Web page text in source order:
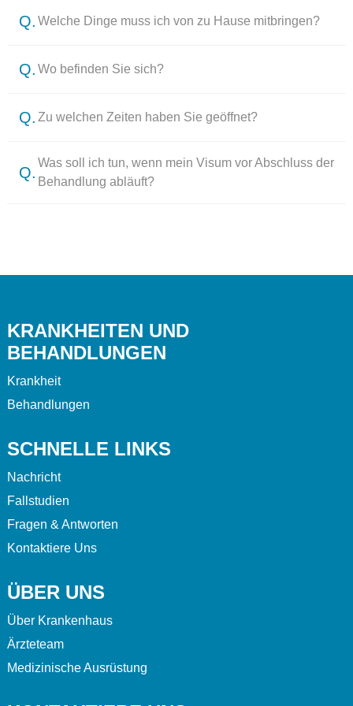
Q. Welche Dinge muss ich von zu Hause mitbringen?
Q. Wo befinden Sie sich?
Q. Zu welchen Zeiten haben Sie geöffnet?
Q.
Was soll ich tun, wenn mein Visum vor Abschluss der
Behandlung abläuft?
KRANKHEITEN UND
BEHANDLUNGEN
Krankheit
Behandlungen
SCHNELLE LINKS
Nachricht
Fallstudien
Fragen & Antworten
Kontaktiere Uns
ÜBER UNS
Über Krankenhaus
Ärzteteam
Medizinische Ausrüstung